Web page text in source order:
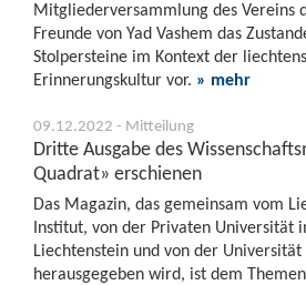
Mitgliederversammlung des Vereins
Freunde von Yad Vashem das
Stolpersteine im Kontext der
Erinnerungskultur vor. » mehr
09.12.2022 - Mitteilung
Dritte Ausgabe des
Quadrat» erschienen
Das Magazin, das gemeinsam vom
Institut, von der Privaten Universität
Liechtenstein und von der
herausgegeben wird, ist dem